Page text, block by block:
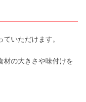
いただけます。
材の大きさや味付けを